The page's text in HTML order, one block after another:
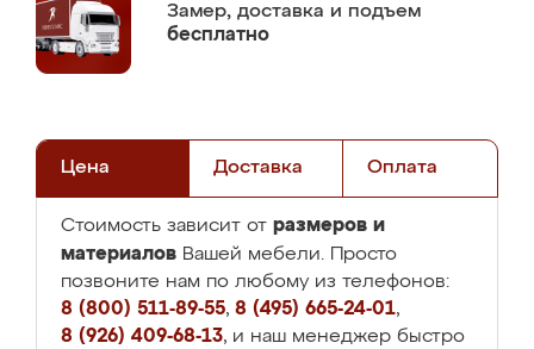
Замер, доставка и подъем
бесплатно
Цена Доставка Оплата
Стоимость зависит от размеров и
материалов Вашей мебели. Просто
позвоните нам по любому из телефонов:
8 (800) 511-89-55, 8 (495) 665-24-01,
8 (926) 409-68-13, и наш менеджер быстро